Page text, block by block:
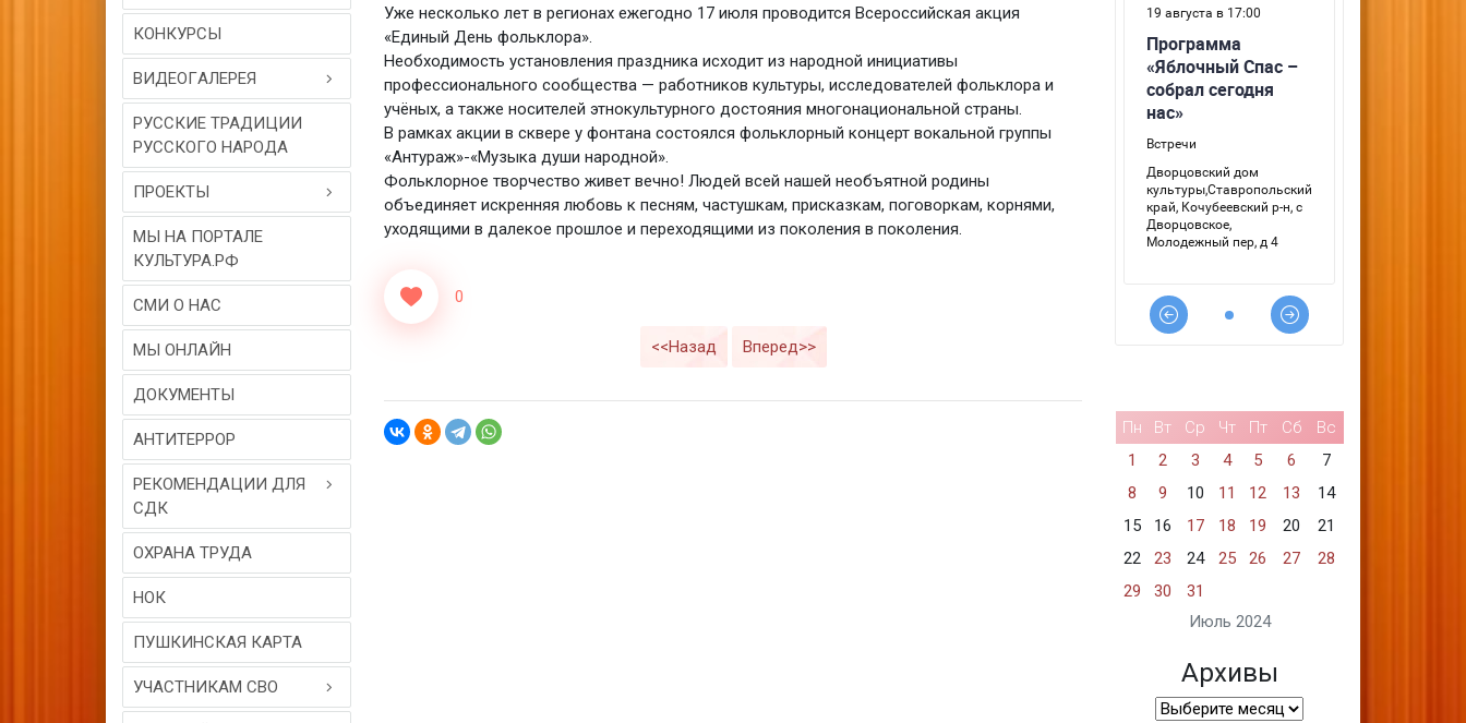
КОНКУРСЫ
ВИДЕОГAЛЕРЕЯ
РУССКИЕ ТРАДИЦИИ
РУССКОГО НАРОДА
ПРОЕКТЫ
МЫ НА ПОРТАЛЕ
КУЛЬТУРА.РФ
СМИ О НАС
МЫ ОНЛАЙН
ДОКУМЕНТЫ
АНТИТЕРРОР
РЕКОМЕНДАЦИИ ДЛЯ
СДК
ОХРАНА ТРУДА
НОК
ПУШКИНСКАЯ КАРТА
УЧАСТНИКАМ СВО
Уже несколько лет в регионах ежегодно 17 июля проводится Всероссийская акция
«Единый День фольклора».
Необходимость установления праздника исходит из народной инициативы
профессионального сообщества — работников культуры, исследователей фольклора и
учёных, а также носителей этнокультурного достояния многонациональной страны.
В рамках акции в сквере у фонтана состоялся фольклорный концерт вокальной группы
«Антураж»-«Музыка души народной».
Фольклорное творчество живет вечно! Людей всей нашей необъятной родины
объединяет искренняя любовь к песням, частушкам, присказкам, поговоркам, корнями,
уходящими в далекое прошлое и переходящими из поколения в поколения.
0
<<Назад Вперед>>
Июль 2024
Пн Вт Ср Чт Пт Сб
Вс
1
2 3 4 5 6
7
8
9 10 11 12 13
14
15
16 17 18 19 20
21
22
23 24 25 26 27
28
29
30 31
Архивы
Архивы